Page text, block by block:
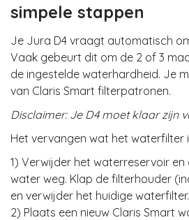
simpele stappen
Je Jura D4 vraagt automatisch
Vaak gebeurt dit om de 2 of 3
de ingestelde waterhardheid. Je
van Claris Smart filterpatronen.
Disclaimer: Je D4 moet klaar zijn
Het vervangen wat het waterfilter
1) Verwijder het waterreservoir
water weg. Klap de filterhouder
en verwijder het huidige waterfilter.
2) Plaats een nieuw Claris Smart